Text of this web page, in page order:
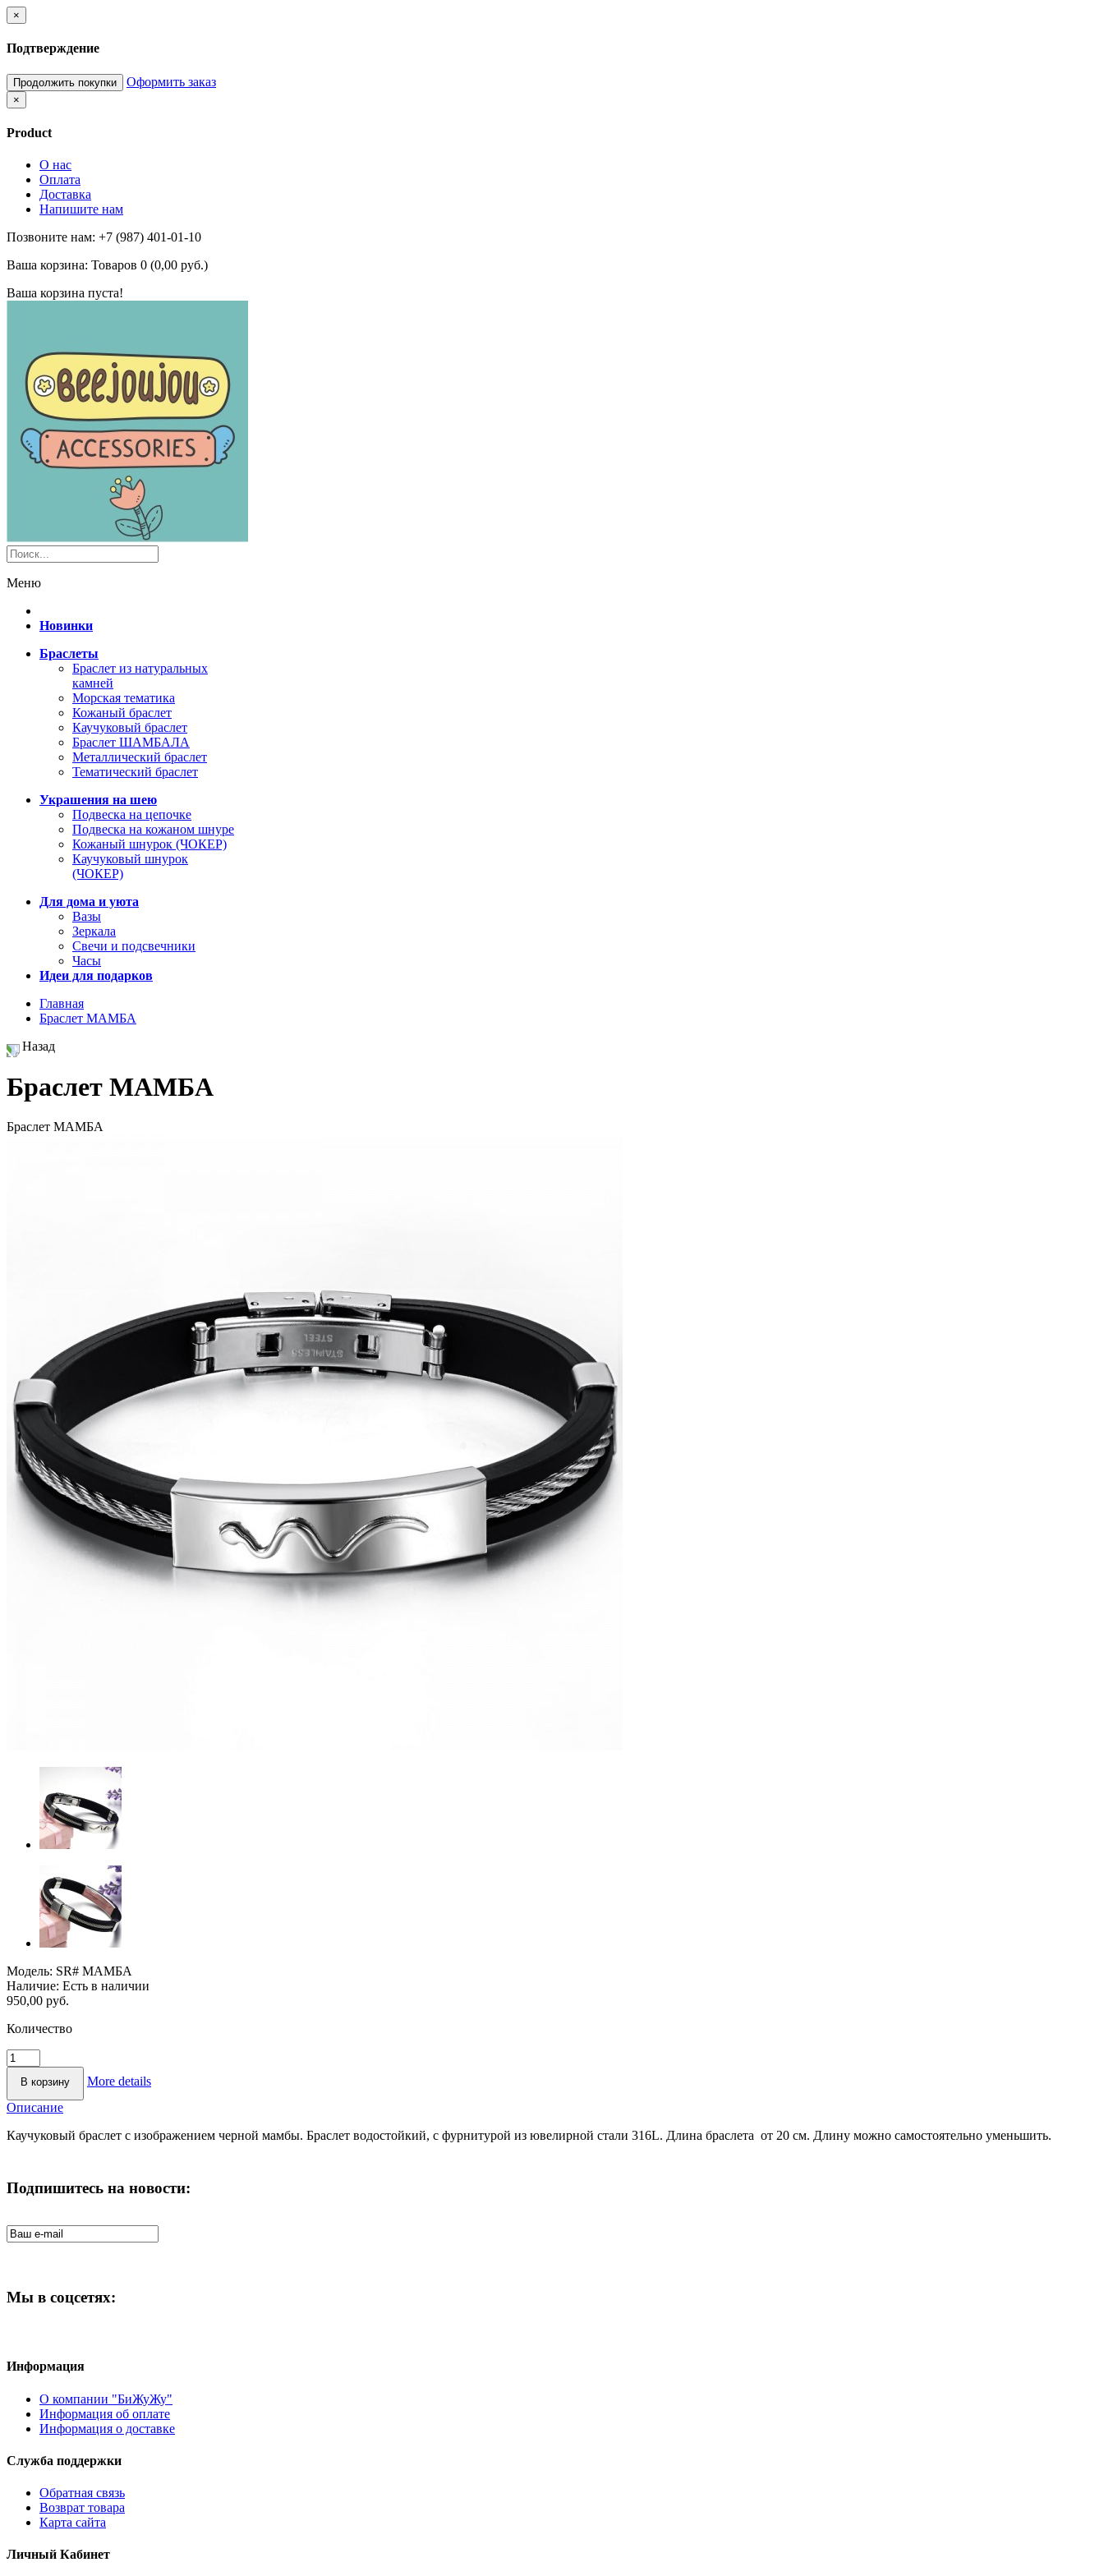
×
Подтверждение
Продолжить покупки Оформить заказ
×
Product
О нас
Оплата
Доставка
Напишите нам
Позвоните нам: +7 (987) 401-01-10
Ваша корзина: Товаров 0 (0,00 руб.)
Ваша корзина пуста!
Меню
Новинки
Браслеты
Браслет из натуральных
камней
Морская тематика
Кожаный браслет
Каучуковый браслет
Браслет ШАМБАЛА
Металлический браслет
Тематический браслет
Украшения на шею
Подвеска на цепочке
Подвеска на кожаном шнуре
Кожаный шнурок (ЧОКЕР)
Каучуковый шнурок
(ЧОКЕР)
Для дома и уюта
Вазы
Зеркала
Свечи и подсвечники
Часы
Идеи для подарков
Главная
Браслет МАМБА
Назад
Браслет МАМБА
Браслет МАМБА
Модель: SR# МАМБА
Наличие: Есть в наличии
950,00 руб.
Количество
More details
Описание
Каучуковый браслет с изображением черной мамбы. Браслет водостойкий, с фурнитурой из ювелирной стали 316L. Длина браслета от 20 см. Длину можно самостоятельно уменьшить.
Подпишитесь на новости:
Мы в соцсетях:
Информация
О компании "БиЖуЖу"
Информация об оплате
Информация о доставке
Служба поддержки
Обратная связь
Возврат товара
Карта сайта
Личный Кабинет